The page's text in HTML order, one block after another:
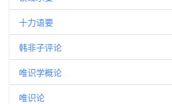
十力语要
韩非子评论
唯识学概论
唯识论